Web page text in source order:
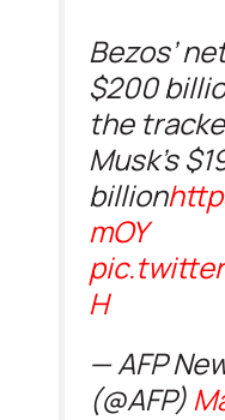
Bezos’
$200
the
Musk’s
billion
mOY
H
— AFP
(@AFP)